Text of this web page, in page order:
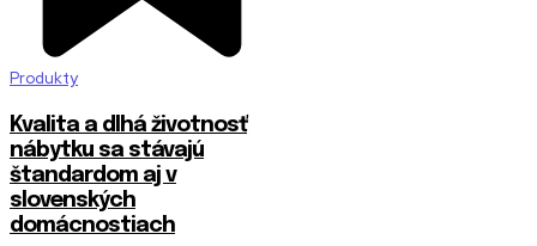
Produkty
​Kvalita a dlhá životnosť
nábytku sa stávajú
štandardom aj v
slovenských
domácnostiach